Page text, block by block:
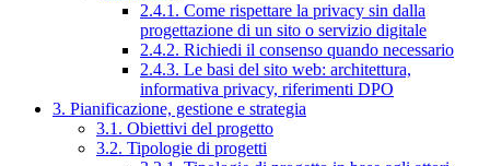
2.4.1. Come rispettare la privacy sin dalla
progettazione di un sito o servizio digitale
2.4.2. Richiedi il consenso quando necessario
2.4.3. Le basi del sito web: architettura,
informativa privacy, riferimenti DPO
3. Pianificazione, gestione e strategia
3.1. Obiettivi del progetto
3.2. Tipologie di progetti